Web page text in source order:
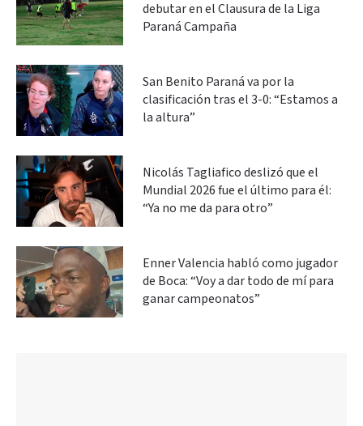
debutar en el Clausura de la Liga
Paraná Campaña
San Benito Paraná va por la
clasificación tras el 3-0: “Estamos a
la altura”
Nicolás Tagliafico deslizó que el
Mundial 2026 fue el último para él:
“Ya no me da para otro”
Enner Valencia habló como jugador
de Boca: “Voy a dar todo de mí para
ganar campeonatos”